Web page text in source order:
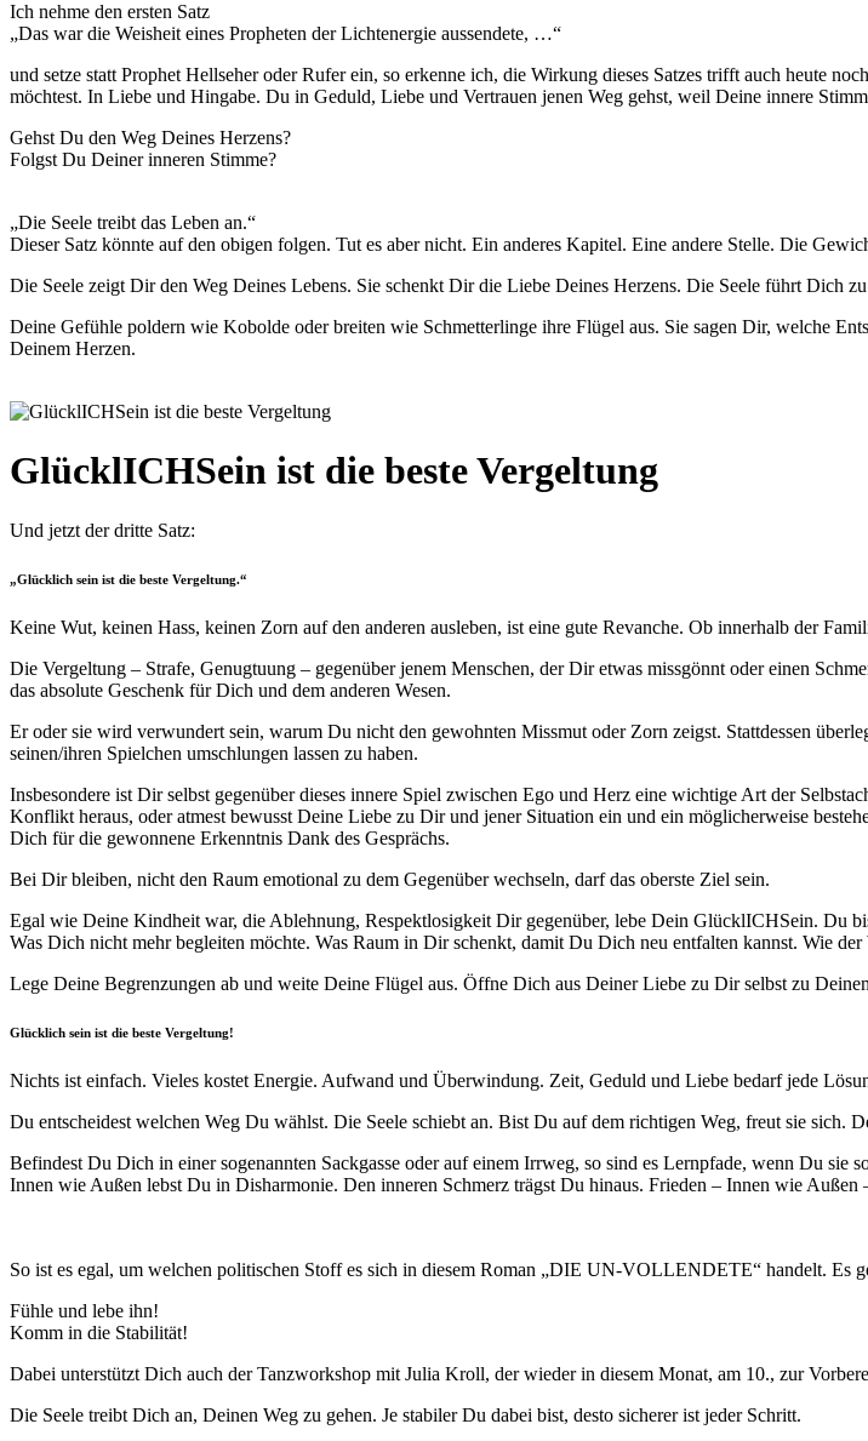
Ich nehme den ersten Satz
„Das war die Weisheit eines Propheten der Lichtenergie aussendete, …“
und setze statt Prophet Hellseher oder Rufer ein, so erkenne ich, die Wirkung dieses Satzes trifft auch heute
möchtest. In Liebe und Hingabe. Du in Geduld, Liebe und Vertrauen jenen Weg gehst, weil Deine innere
Gehst Du den Weg Deines Herzens?
Folgst Du Deiner inneren Stimme?
„Die Seele treibt das Leben an.“
Dieser Satz könnte auf den obigen folgen. Tut es aber nicht. Ein anderes Kapitel. Eine andere Stelle. Die
Die Seele zeigt Dir den Weg Deines Lebens. Sie schenkt Dir die Liebe Deines Herzens. Die Seele führt Dich
Deine Gefühle poldern wie Kobolde oder breiten wie Schmetterlinge ihre Flügel aus. Sie sagen Dir, welche
Deinem Herzen.
GlücklICHSein ist die beste Vergeltung
Und jetzt der dritte Satz:
„Glücklich sein ist die beste Vergeltung.“
Keine Wut, keinen Hass, keinen Zorn auf den anderen ausleben, ist eine gute Revanche. Ob innerhalb der
Die Vergeltung – Strafe, Genugtuung – gegenüber jenem Menschen, der Dir etwas missgönnt oder einen
das absolute Geschenk für Dich und dem anderen Wesen.
Er oder sie wird verwundert sein, warum Du nicht den gewohnten Missmut oder Zorn zeigst. Stattdessen
seinen/ihren Spielchen umschlungen lassen zu haben.
Insbesondere ist Dir selbst gegenüber dieses innere Spiel zwischen Ego und Herz eine wichtige Art der
Konflikt heraus, oder atmest bewusst Deine Liebe zu Dir und jener Situation ein und ein möglicherweise
Dich für die gewonnene Erkenntnis Dank des Gesprächs.
Bei Dir bleiben, nicht den Raum emotional zu dem Gegenüber wechseln, darf das oberste Ziel sein.
Egal wie Deine Kindheit war, die Ablehnung, Respektlosigkeit Dir gegenüber, lebe Dein GlücklICHSein. Du
Was Dich nicht mehr begleiten möchte. Was Raum in Dir schenkt, damit Du Dich neu entfalten kannst. Wie
Lege Deine Begrenzungen ab und weite Deine Flügel aus. Öffne Dich aus Deiner Liebe zu Dir selbst zu
Glücklich sein ist die beste Vergeltung!
Nichts ist einfach. Vieles kostet Energie. Aufwand und Überwindung. Zeit, Geduld und Liebe bedarf jede
Du entscheidest welchen Weg Du wählst. Die Seele schiebt an. Bist Du auf dem richtigen Weg, freut sie sich.
Befindest Du Dich in einer sogenannten Sackgasse oder auf einem Irrweg, so sind es Lernpfade, wenn Du sie
Innen wie Außen lebst Du in Disharmonie. Den inneren Schmerz trägst Du hinaus. Frieden – Innen wie Außen
So ist es egal, um welchen politischen Stoff es sich in diesem Roman „DIE UN-VOLLENDETE“ handelt. Es
Fühle und lebe ihn!
Komm in die Stabilität!
Dabei unterstützt Dich auch der Tanzworkshop mit Julia Kroll, der wieder in diesem Monat, am 10., zur
Die Seele treibt Dich an, Deinen Weg zu gehen. Je stabiler Du dabei bist, desto sicherer ist jeder Schritt.